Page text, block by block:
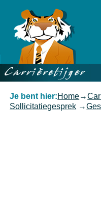
Je bent hier:Home→
Sollicitatiegesprek →